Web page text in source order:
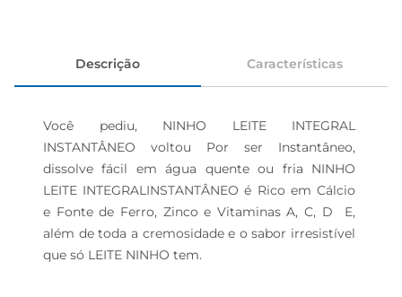
Descrição Características
Você pediu, NINHO LEITE INTEGRAL
INSTANTÂNEO voltou Por ser Instantâneo,
dissolve fácil em água quente ou fria NINHO
LEITE INTEGRALINSTANTÂNEO é Rico em Cálcio
e Fonte de Ferro, Zinco e Vitaminas A, C, D  E,
além de toda a cremosidade e o sabor irresistível
que só LEITE NINHO tem.